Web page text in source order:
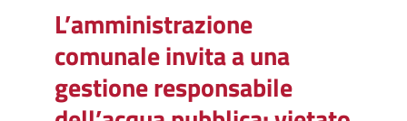
L’amministrazione
comunale invita a una
gestione responsabile